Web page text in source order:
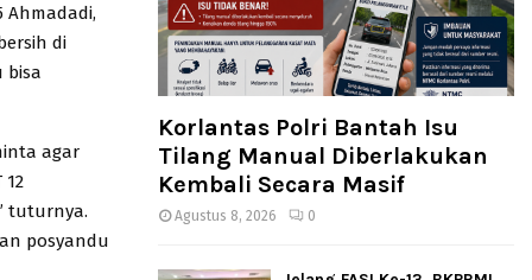
Ahmadadi,
di
bisa
agar
12
tuturnya.
posyandu
Korlantas Polri Bantah Isu
Tilang Manual Diberlakukan
Kembali Secara Masif
Agustus 8, 2026 0